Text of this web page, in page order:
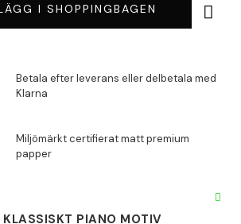
I SHOPPINGBAGEN
PIANO MOTIV